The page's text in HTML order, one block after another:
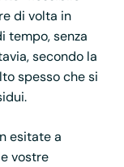
di volta in
tempo, senza
secondo la
spesso che si
esitate a
vostre